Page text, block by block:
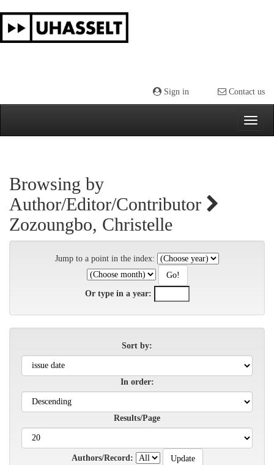
navigation
Sign in Contact us
Browsing by
Author/Editor/Contributor
Zozoungbo, Christelle
Jump to a point in the index:
Or type in a year:
Sort by:
In order:
Results/Page
Authors/Record: